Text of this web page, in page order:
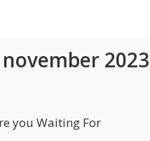
2023
you Waiting For